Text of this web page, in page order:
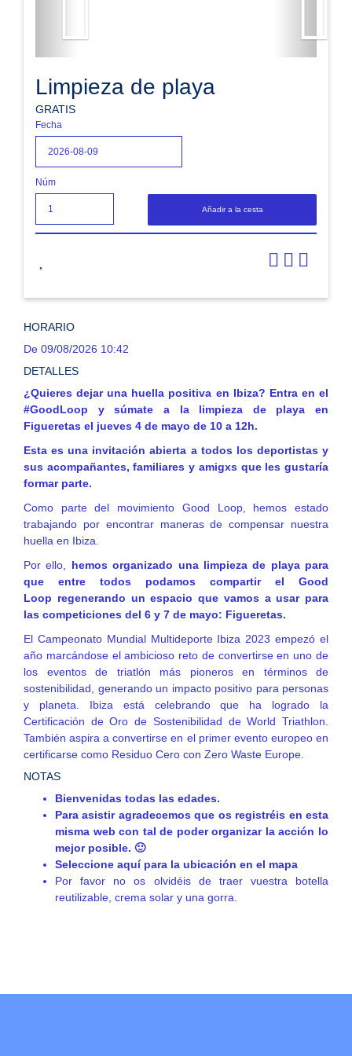
Limpieza de playa
GRATIS
Fecha
Núm
Añadir a la cesta
HORARIO
De 09/08/2026 10:42
DETALLES
¿Quieres dejar una huella positiva en Ibiza? Entra en el
#GoodLoop y súmate a la limpieza de playa en
Figueretas el jueves 4 de mayo de 10 a 12h.
Esta es una invitación abierta a todos los deportistas y
sus acompañantes, familiares y amigxs que les gustaría
formar parte.
Como parte del movimiento Good Loop, hemos estado
trabajando por encontrar maneras de compensar nuestra
huella en Ibiza.
Por ello, hemos organizado una limpieza de playa para
que entre todos podamos compartir el Good
Loop regenerando un espacio que vamos a usar para
las competiciones del 6 y 7 de mayo: Figueretas.
El Campeonato Mundial Multideporte Ibiza 2023 empezó el
año marcándose el ambicioso reto de convertirse en uno de
los eventos de triatlón más pioneros en términos de
sostenibilidad, generando un impacto positivo para personas
y planeta. Ibiza está celebrando que ha logrado la
Certificación de Oro de Sostenibilidad de World Triathlon.
También aspira a convertirse en el primer evento europeo en
certificarse como Residuo Cero con Zero Waste Europe
NOTAS
Bienvenidas todas las edades.
Para asistir agradecemos que os registréis en esta
misma web con tal de poder organizar la acción lo
mejor posible. 🙂
Seleccione aquí para la ubicación en el mapa
Por favor no os olvidéis de traer vuestra botella
reutilizable, crema solar y una gorra.